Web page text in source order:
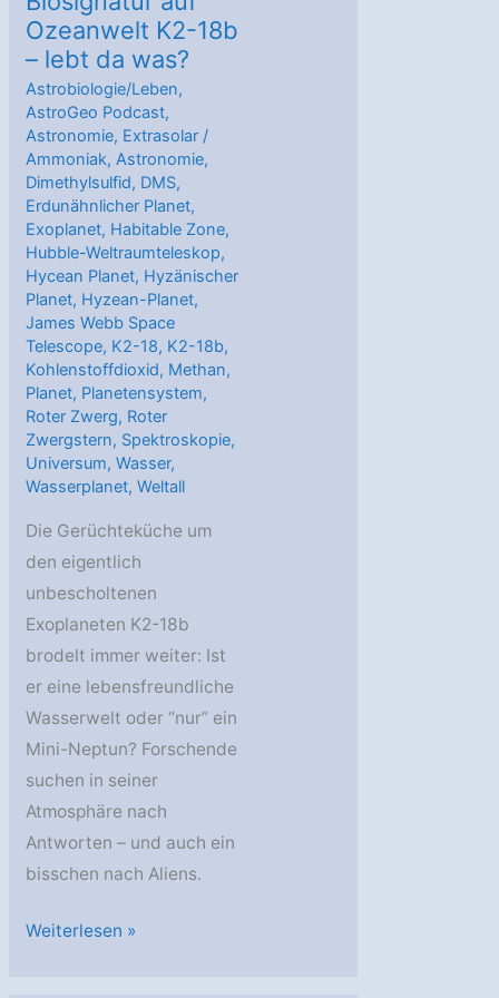
Ozeanwelt K2-18b
– lebt da was?
Astrobiologie/Leben,
AstroGeo Podcast,
Astronomie, Extrasolar /
Ammoniak,Astronomie,
Dimethylsulfid, DMS,
Erdunähnlicher Planet,
Exoplanet, Habitable Zone,
Hubble-Weltraumteleskop,
Hycean Planet, Hyzänischer
Planet, Hyzean-Planet,
James Webb Space
Telescope, K2-18, K2-18b,
Kohlenstoffdioxid, Methan,
Planet, Planetensystem,
Roter Zwerg, Roter
Zwergstern, Spektroskopie,
Universum,Wasser,
Wasserplanet,Weltall
Die Gerüchteküche um
den eigentlich
unbescholtenen
Exoplaneten K2-18b
brodelt immer weiter: Ist
er eine lebensfreundliche
Wasserwelt oder “nur” ein
Mini-Neptun? Forschende
suchen in seiner
Atmosphäre nach
Antworten – und auch ein
bisschen nach Aliens.
AstroGeo
Weiterlesen »